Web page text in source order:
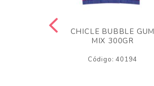
CHICLE BUBBLE GUM
MIX 300GR
Código: 40194